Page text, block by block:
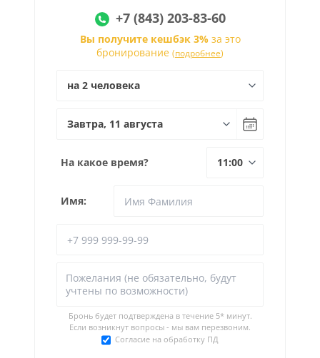
+7 (843) 203-83-60
Вы получите кешбэк 3% за это
бронирование (подробнее)
На какое время?
Имя:
Бронь будет подтверждена в течение 5* минут.
Если возникнут вопросы - мы вам перезвоним.
Согласие на обработку ПД